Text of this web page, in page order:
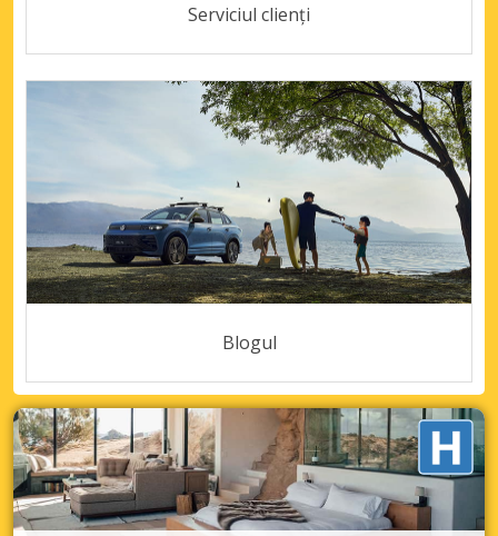
Serviciul clienți
Blogul